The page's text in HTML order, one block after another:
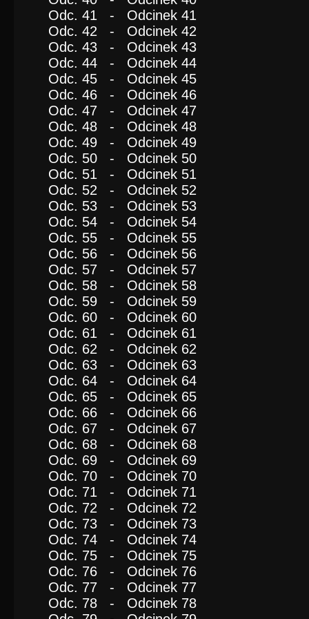
Odc. 41 - Odcinek 41
Odc. 42 - Odcinek 42
Odc. 43 - Odcinek 43
Odc. 44 - Odcinek 44
Odc. 45 - Odcinek 45
Odc. 46 - Odcinek 46
Odc. 47 - Odcinek 47
Odc. 48 - Odcinek 48
Odc. 49 - Odcinek 49
Odc. 50 - Odcinek 50
Odc. 51 - Odcinek 51
Odc. 52 - Odcinek 52
Odc. 53 - Odcinek 53
Odc. 54 - Odcinek 54
Odc. 55 - Odcinek 55
Odc. 56 - Odcinek 56
Odc. 57 - Odcinek 57
Odc. 58 - Odcinek 58
Odc. 59 - Odcinek 59
Odc. 60 - Odcinek 60
Odc. 61 - Odcinek 61
Odc. 62 - Odcinek 62
Odc. 63 - Odcinek 63
Odc. 64 - Odcinek 64
Odc. 65 - Odcinek 65
Odc. 66 - Odcinek 66
Odc. 67 - Odcinek 67
Odc. 68 - Odcinek 68
Odc. 69 - Odcinek 69
Odc. 70 - Odcinek 70
Odc. 71 - Odcinek 71
Odc. 72 - Odcinek 72
Odc. 73 - Odcinek 73
Odc. 74 - Odcinek 74
Odc. 75 - Odcinek 75
Odc. 76 - Odcinek 76
Odc. 77 - Odcinek 77
Odc. 78 - Odcinek 78